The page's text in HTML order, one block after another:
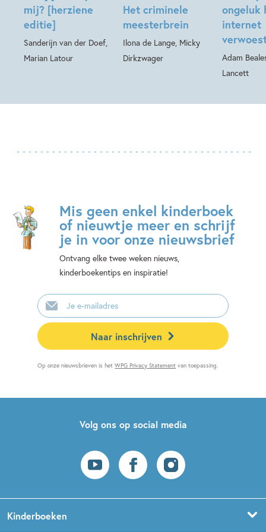
mij? [herziene
editie]
Sanderijn van der Doef,
Marian Latour
Het criminele
meesterbrein
Ilona de Lange, Micky
Dirkzwager
ongeluk
internet
Adam
Lancett
Mis geen enkel kinderboek
of nieuwtje meer en schrijf
je in voor onze nieuwsbrief
Ontvang elke twee weken nieuws,
kinderboekentips en inspiratie!
E-
mailadres
Naar inschrijven
Op onze nieuwsbrieven is hetWPG Privacy Statement van toepassing.
Volg ons op social media
Kinderboeken